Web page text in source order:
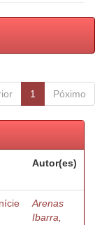
1 Póximo
Autor(es)
Arenas
Ibarra,